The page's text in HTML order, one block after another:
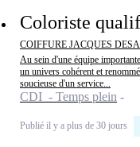
Coloriste
COIFFURE JACQUES
Au sein d'une équipe
un univers cohérent et
soucieuse d'un service...
CDI - Temps plein
Publié il y a plus de 30 jours